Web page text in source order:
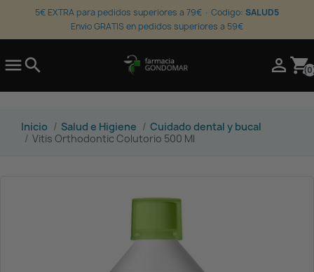
5€ EXTRA para pedidos superiores a 79€ · Codigo: SALUD5
Envio GRATIS en pedidos superiores a 59€
search  shopping_cart
Inicio Salud e Higiene
Cuidado dental y bucal
Vitis Orthodontic Colutorio 500 Ml